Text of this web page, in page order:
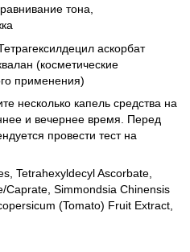
тона,
аскорбат
(косметические
применения)
несколько капель средства на
и вечернее время. Перед
провести тест на
Tetrahexyldecyl Ascorbate,
Caprate, Simmondsia Chinensis
(Tomato) Fruit Extract,